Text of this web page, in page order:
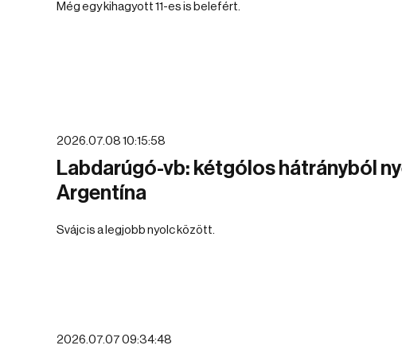
Még egy kihagyott 11-es is belefért.
2026.07.08 10:15:58
Labdarúgó-vb: kétgólos hátrányból
Argentína
Svájc is a legjobb nyolc között.
2026.07.07 09:34:48